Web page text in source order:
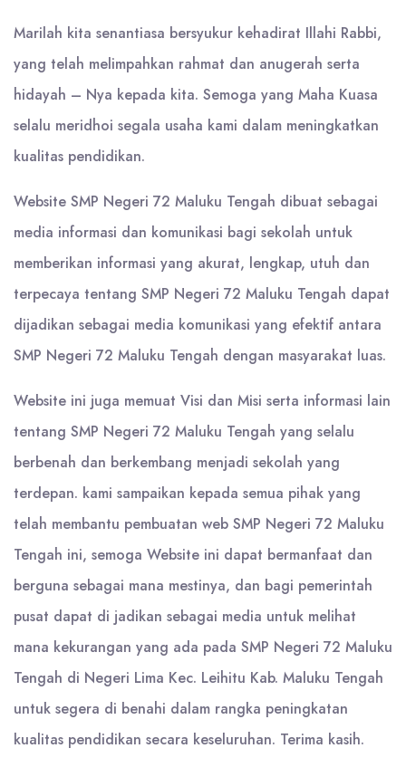
Marilah kita senantiasa bersyukur kehadirat Illahi Rabbi,
yang telah melimpahkan rahmat dan anugerah serta
hidayah – Nya kepada kita. Semoga yang Maha Kuasa
selalu meridhoi segala usaha kami dalam meningkatkan
kualitas pendidikan.
Website SMP Negeri 72 Maluku Tengah dibuat sebagai
media informasi dan komunikasi bagi sekolah untuk
memberikan informasi yang akurat, lengkap, utuh dan
terpecaya tentang SMP Negeri 72 Maluku Tengah dapat
dijadikan sebagai media komunikasi yang efektif antara
SMP Negeri 72 Maluku Tengah dengan masyarakat luas.
Website ini juga memuat Visi dan Misi serta informasi lain
tentang SMP Negeri 72 Maluku Tengah yang selalu
berbenah dan berkembang menjadi sekolah yang
terdepan. kami sampaikan kepada semua pihak yang
telah membantu pembuatan web SMP Negeri 72 Maluku
Tengah ini, semoga Website ini dapat bermanfaat dan
berguna sebagai mana mestinya, dan bagi pemerintah
pusat dapat di jadikan sebagai media untuk melihat
mana kekurangan yang ada pada SMP Negeri 72 Maluku
Tengah di Negeri Lima Kec. Leihitu Kab. Maluku Tengah
untuk segera di benahi dalam rangka peningkatan
kualitas pendidikan secara keseluruhan. Terima kasih.